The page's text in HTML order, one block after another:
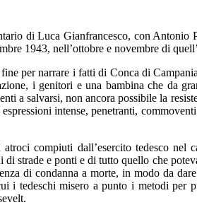
di Luca Gianfrancesco, con
1943, nell’ottobre e novembre di
per narrare i fatti di Conca di
i genitori e una bambina che da
a salvarsi, non ancora possibile la
intense, penetranti,
compiuti dall’esercito tedesco
strade e ponti e di tutto quello che
di condanna a morte, in modo da
i tedeschi misero a punto i metodi